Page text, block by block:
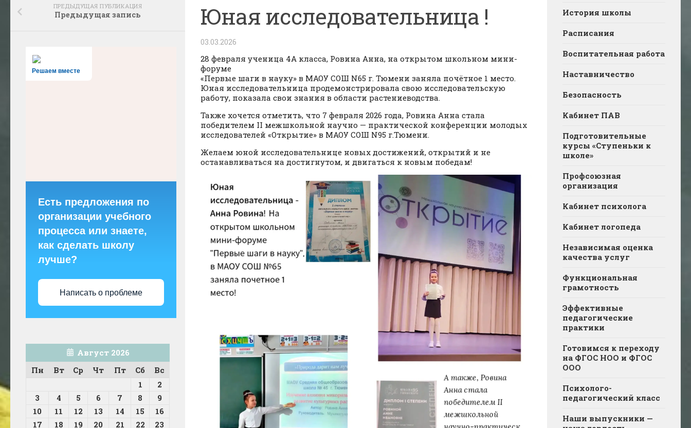
Юная исследовательница !
03.03.2026
28 февраля ученица 4А класса, Ровина Анна, на открытом школьном мини-
форуме
«Первые шаги в науку» в МАОУ СОШ N65 г. Тюмени заняла почётное 1 место.
Юная исследовательница продемонстрировала свою исследовательскую
работу, показала свои знания в области растениеводства.
Также хочется отметить, что 7 февраля 2026 года, Ровина Анна стала
победителем II межшкольной научно — практической конференции молодых
исследователей «Открытие» в МАОУ СОШ N95 г.Тюмени.
Желаем юной исследовательнице новых достижений, открытий и не
останавливаться на достигнутом, и двигаться к новым победам!
ПРЕДЫДУЩАЯ ПУБЛИКАЦИЯ
Предыдущая запись
Решаем вместе
Есть предложения по
организации учебного
процесса или знаете,
как сделать школу
лучше?
Написать о проблеме
Август 2026
Пн
Вт Ср Чт Пт Сб
Вс
1
2
3
4 5 6 7 8
9
10
11 12 13 14 15
16
17
18 19 20 21 22
23
История школы
Расписания
Воспитательная работа
Наставничество
Безопасность
Кабинет ПАВ
Подготовительные
курсы «Ступеньки к
школе»
Профсоюзная
организация
Кабинет психолога
Кабинет логопеда
Независимая оценка
качества услуг
Функциональная
грамотность
Эффективные
педагогические
практики
Готовимся к переходу
на ФГОС НОО и ФГОС
ООО
Психолого-
педагогический класс
Наши выпускники —